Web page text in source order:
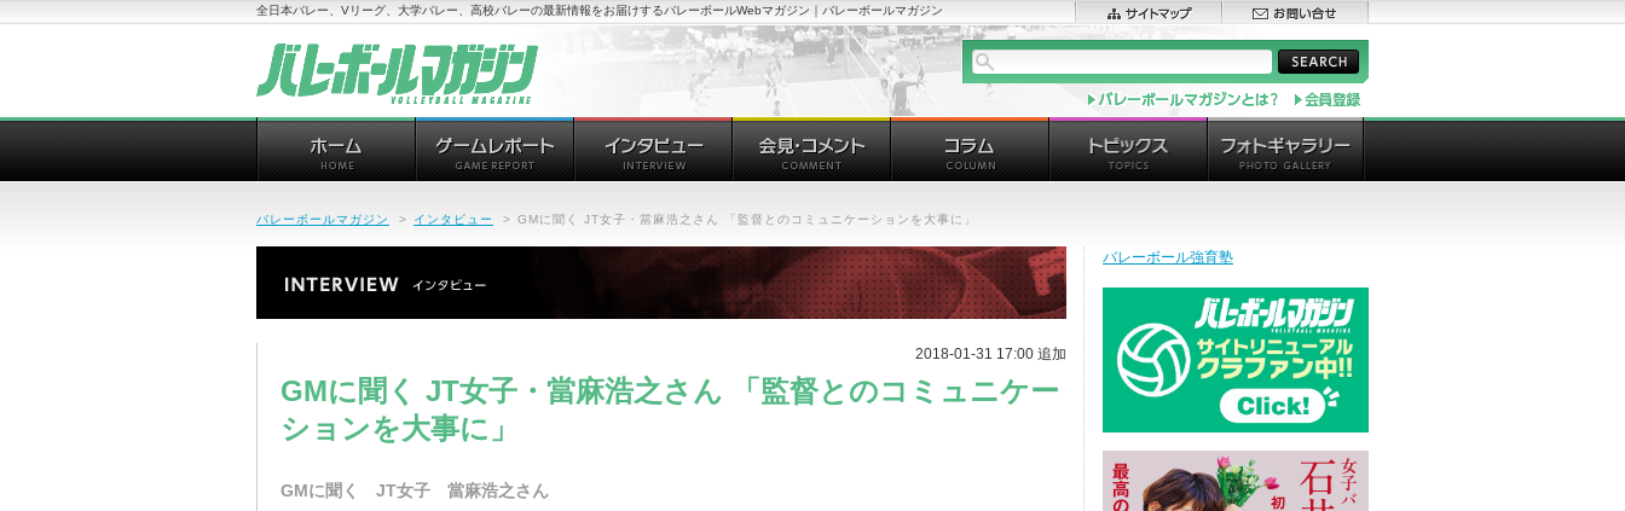
全日本バレー、Vリーグ、大学バレー、高校バレーの最新情報をお届けするバレーボールWebマガジン｜バレーボールマガジン
バレーボールマガジン > インタビュー > GMに聞く JT女子・當麻浩之さん 「監督とのコミュニケーションを大事に」
2018-01-31 17:00 追加
GMに聞く JT女子・當麻浩之さん 「監督とのコミュニケー
ションを大事に」
GMに聞く JT女子 當麻浩之さん
バレーボール強育塾